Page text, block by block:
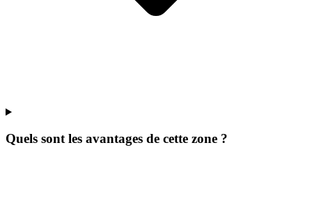
Quels sont les avantages de cette zone ?